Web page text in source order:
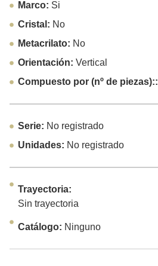
Marco: Si
Cristal: No
Metacrilato: No
Orientación: Vertical
Compuesto por (nº de piezas)::
Serie: No registrado
Unidades: No registrado
Trayectoria:
Sin trayectoria
Catálogo: Ninguno